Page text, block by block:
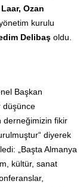
Ozan
kurulu
Delibaş oldu.
Başkan
düşünce
derneğimizin fikir
diyerek
„Başta Almanya
kültür, sanat